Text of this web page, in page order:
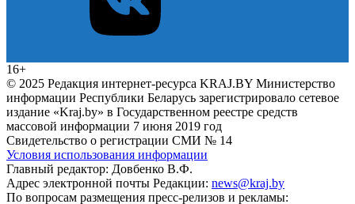
16+
© 2025 Редакция интернет-ресурса KRAJ.BY Министерство
информации Республики Беларусь зарегистрировало сетевое
издание «Kraj.by» в Государственном реестре средств
массовой информации 7 июня 2019 год
Свидетельство о регистрации СМИ № 14
Условия использования информации
Главный редактор: Довбенко В.Ф.
Адрес электронной почты Редакции: news@kraj.by
По вопросам размещения пресс-релизов и рекламы: